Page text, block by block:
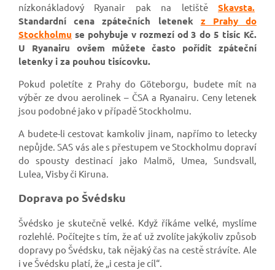
nízkonákladový Ryanair pak na letiště Skavsta.
Standardní cena zpátečních letenek z Prahy do
Stockholmu se pohybuje v rozmezí od 3 do 5 tisíc Kč.
U Ryanairu ovšem můžete často pořídit zpáteční
letenky i za pouhou tisícovku.
Pokud poletíte z Prahy do Göteborgu, budete mít na
výběr ze dvou aerolinek – ČSA a Ryanairu. Ceny letenek
jsou podobné jako v případě Stockholmu.
A budete-li cestovat kamkoliv jinam, napřímo to letecky
nepůjde. SAS vás ale s přestupem ve Stockholmu dopraví
do spousty destinací jako Malmö, Umea, Sundsvall,
Lulea, Visby či Kiruna.
Doprava po Švédsku
Švédsko je skutečně velké. Když říkáme velké, myslíme
rozlehlé. Počítejte s tím, že ať už zvolíte jakýkoliv způsob
dopravy po Švédsku, tak nějaký čas na cestě strávíte. Ale
i ve Švédsku platí, že „i cesta je cíl“.